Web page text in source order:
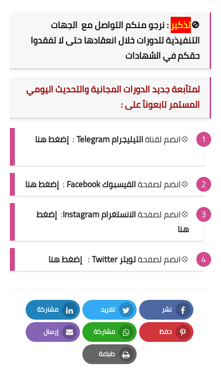
🚫تذكير: نرجو منكم التواصل مع الجهات
التنفيذية للدورات خلال انعقادها حتى لا تفقدوا
حقكم في الشهادات
لمتآبعة جديد الدورات المجانية والتحديث اليومي
المستمر تابعونآ على :
💠انضم لقناةالتيليجرام Telegram : إضغط هنا
💠انضم لصفحةالفيسبوك Facebook : إضغط هنا
💠انضم لصفحةالانستغرام Instagram : إضغط
هنا
💠انضم لصفحةتويتر Twitter : إضغط هنا
نشر
Facebook
تغريد
Twitter
مشاركة
LinkedIn
حفظ
Pinterest
مشاركة
Whatsapp
إرسال
Email
طباعة
Print